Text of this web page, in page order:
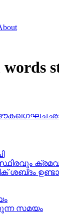
കഖഗഘചഛ
ശബ്‌ദം
സമയം